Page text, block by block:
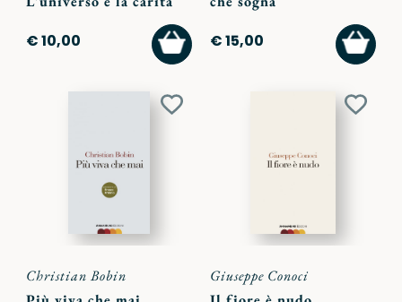
€ 10,00
AGGIUNGI
AL
CARRELLO
€ 15,00
AL
Aggiungi
Christian Bobin
Giuseppe Conoci